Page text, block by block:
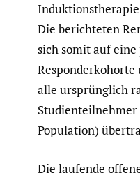
Die berichteten
sich somit auf
alle ursprünglich
Population)
Die laufende